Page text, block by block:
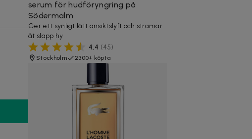
serum för hudföryngring på
Södermalm
Ger ett synligt lätt ansiktslyft och stramar
åt slapp hy
4,4 (45)
Stockholm 2300+ köpta